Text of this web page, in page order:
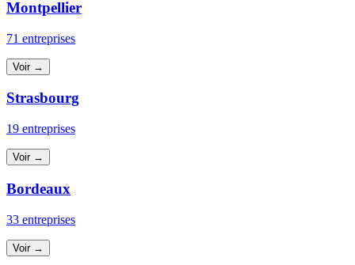
Montpellier
71 entreprises
Voir →
Strasbourg
19 entreprises
Voir →
Bordeaux
33 entreprises
Voir →